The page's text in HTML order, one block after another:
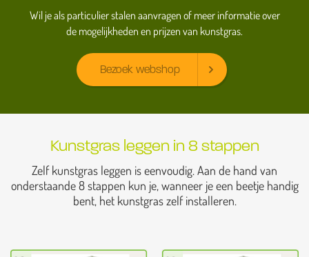
Wil je als particulier stalen aanvragen of meer informatie over
de mogelijkheden en prijzen van kunstgras.
Bezoek webshop
Kunstgras leggen in 8 stappen
Zelf kunstgras leggen is eenvoudig. Aan de hand van
onderstaande 8 stappen kun je, wanneer je een beetje handig
bent, het kunstgras zelf installeren.